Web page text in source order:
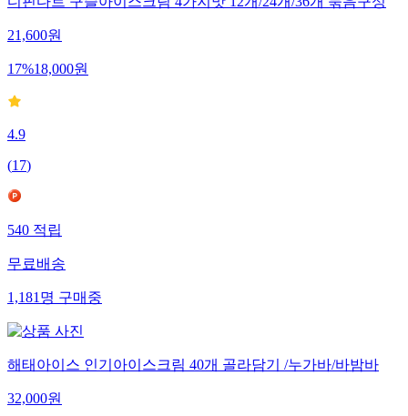
디핀다트 구슬아이스크림 4가지맛 12개/24개/36개 묶음구성
21,600원
17%18,000원
4.9
(17)
540적립
무료배송
1,181명구매중
해태아이스 인기아이스크림 40개 골라담기 /누가바/바밤바
32,000원